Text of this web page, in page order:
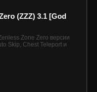
(ZZZ) 3.1 [God
Zone Zero версии
Skip, Chest Teleport и